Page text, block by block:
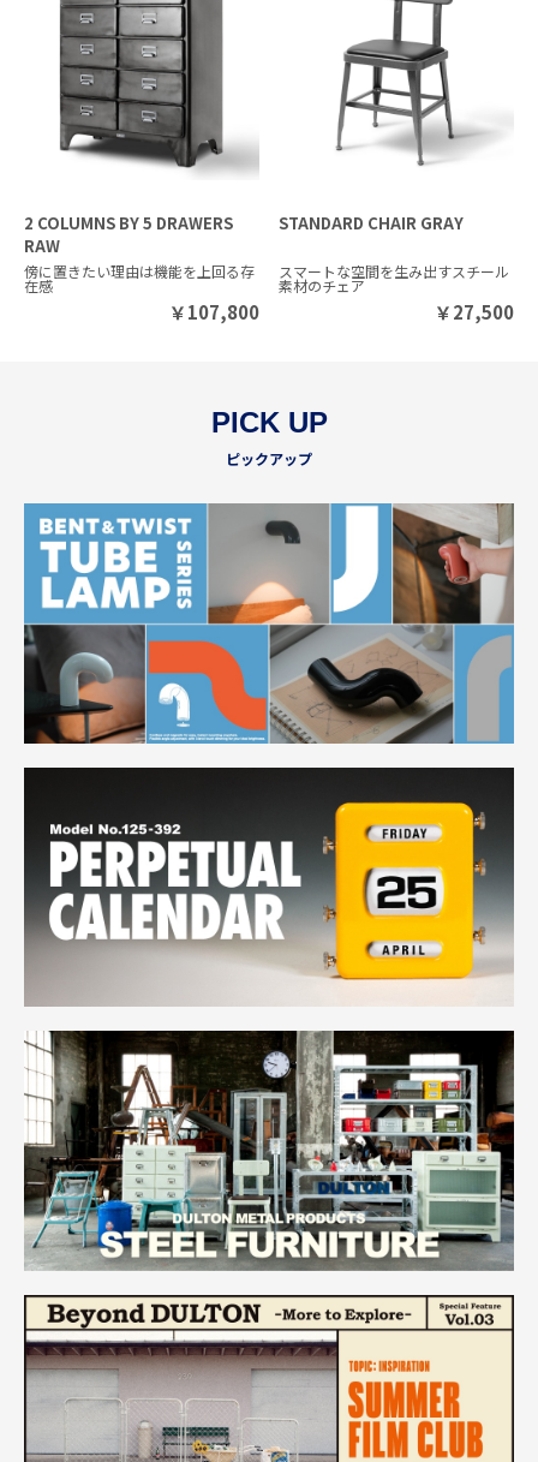
2 COLUMNS BY 5 DRAWERS
RAW
傍に置きたい理由は機能を上回る存
在感
￥107,800
STANDARD CHAIR GRAY
スマートな空間を生み出すスチール
素材のチェア
￥27,500
PICK UP
ピックアップ